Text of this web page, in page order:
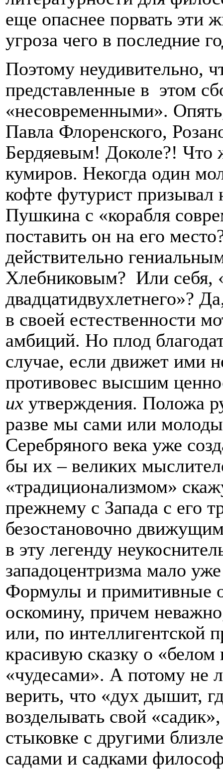
еще опаснее порвать эти
угроза чего в последние
Поэтому неудивительно,
представленные в этом
«несовременными».
Павла Флоренского,
Бердяевым! Доколе?! Что
кумиров. Некогда один
кофте футурист
Пушкина с «корабля
поставить он на его
действительно
Хлебниковым? Или себя,
двадцатидвухлетнего»?
в своей естественности
амбиций. Но плод
случае, если движет ими
противовес высшим
их утверждения. Положа
разве мы сами или
Серебряного века уже
бы их – великих
«традиционализмом»
прежнему с Запада с его
безостановочно
в эту легенду
западоцентризма мало
Формулы и примитивные
оскомину, причем
или, по интеллигентской
красивую сказку о
«чудесами». А потому не
верить, что «дух дышит,
возделывать свой
стыковке с другими
садами и садками